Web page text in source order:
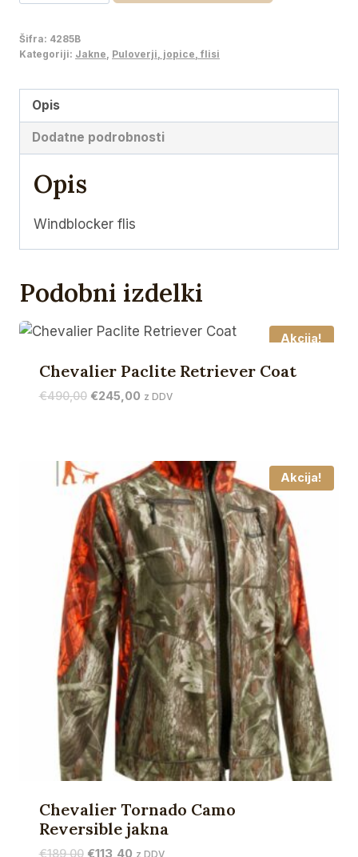
Ellesmere
jakna
Šifra: 4285B
Kategoriji: Jakne, Puloverji, jopice, flisi
Opis
Dodatne podrobnosti
Opis
Windblocker flis
Podobni izdelki
Akcija!
Chevalier Paclite Retriever Coat
€490,00 Izvirna
€490,00.
€245,00Trenutna
z DDV
Akcija!
Chevalier Tornado Camo
Reversible jakna
€189,00 Izvirna
€113,40Trenutna
z DDV